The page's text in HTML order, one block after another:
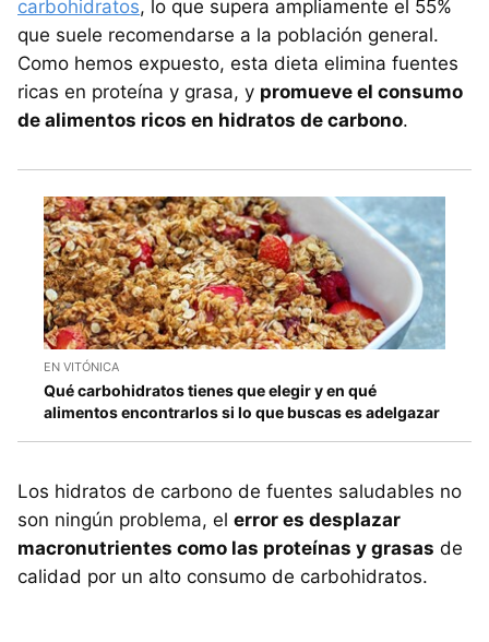
carbohidratos, lo que supera ampliamente el 55%
que suele recomendarse a la población general.
Como hemos expuesto, esta dieta elimina fuentes
ricas en proteína y grasa, y promueve el consumo
de alimentos ricos en hidratos de carbono.
EN VITÓNICA
Qué carbohidratos tienes que elegir y en qué
alimentos encontrarlos si lo que buscas es adelgazar
Los hidratos de carbono de fuentes saludables no
son ningún problema, el error es desplazar
macronutrientes como las proteínas y grasas de
calidad por un alto consumo de carbohidratos.